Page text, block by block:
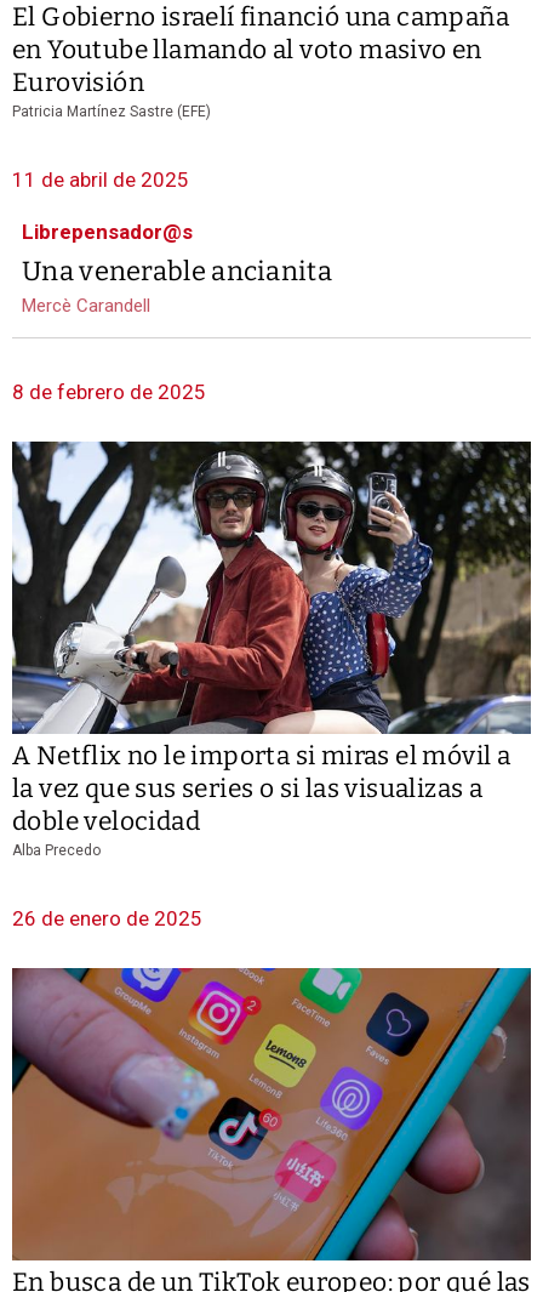
El Gobierno israelí financió una campaña
en Youtube llamando al voto masivo en
Eurovisión
Patricia Martínez Sastre (EFE)
11 de abril de 2025
Librepensador@s
Una venerable ancianita
Mercè Carandell
8 de febrero de 2025
A Netflix no le importa si miras el móvil a
la vez que sus series o si las visualizas a
doble velocidad
Alba Precedo
26 de enero de 2025
En busca de un TikTok europeo: por qué las